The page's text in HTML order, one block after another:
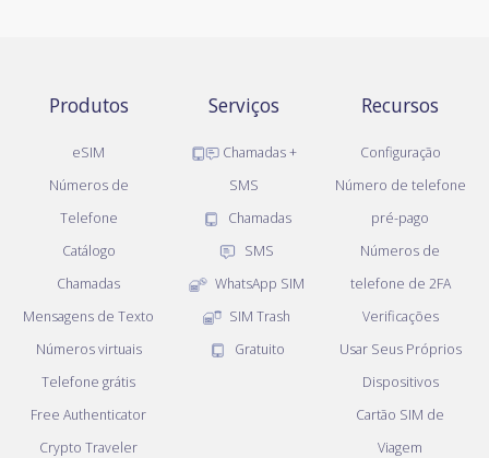
Produtos
eSIM
Números de
Telefone
Catálogo
Chamadas
Mensagens de Texto
Números virtuais
Telefone grátis
Free Authenticator
Crypto Traveler
Serviços
Chamadas +
SMS
Chamadas
SMS
WhatsApp SIM
SIM Trash
Gratuito
Recursos
Configuração
Número de telefone
pré-pago
Números de
telefone de 2FA
Verificações
Usar Seus Próprios
Dispositivos
Cartão SIM de
Viagem